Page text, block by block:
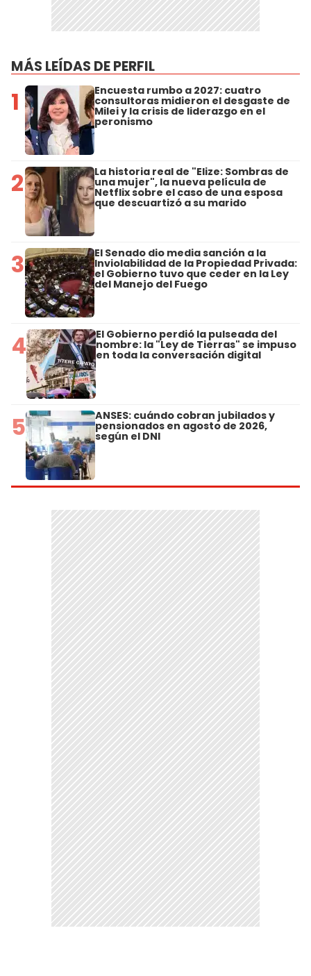
MÁS LEÍDAS DE PERFIL
1 Encuesta rumbo a 2027: cuatro
consultoras midieron el desgaste de
Milei y la crisis de liderazgo en el
peronismo
2 La historia real de "Elize: Sombras de
una mujer", la nueva película de
Netflix sobre el caso de una esposa
que descuartizó a su marido
3 El Senado dio media sanción a la
Inviolabilidad de la Propiedad Privada:
el Gobierno tuvo que ceder en la Ley
del Manejo del Fuego
4 El Gobierno perdió la pulseada del
nombre: la "Ley de Tierras" se impuso
en toda la conversación digital
5 ANSES: cuándo cobran jubilados y
pensionados en agosto de 2026,
según el DNI